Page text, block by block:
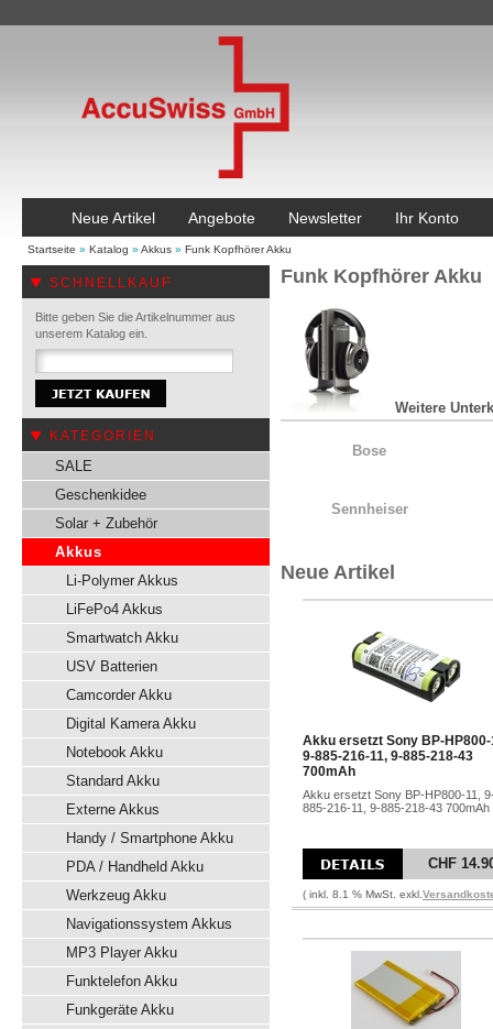
Neue Artikel Angebote Newsletter Ihr Konto
Startseite » Katalog » Akkus » Funk Kopfhörer Akku
SCHNELLKAUF
Bitte geben Sie die Artikelnummer aus
unserem Katalog ein.
KATEGORIEN
SALE
Geschenkidee
Solar + Zubehör
Akkus
Li-Polymer Akkus
LiFePo4 Akkus
Smartwatch Akku
USV Batterien
Camcorder Akku
Digital Kamera Akku
Notebook Akku
Standard Akku
Externe Akkus
Handy / Smartphone Akku
PDA / Handheld Akku
Werkzeug Akku
Navigationssystem Akkus
MP3 Player Akku
Funktelefon Akku
Funkgeräte Akku
Funk Kopfhörer Akku
Weitere
Bose
Sennheiser
Neue Artikel
Akku ersetzt Sony BP-HP800-
9-885-216-11, 9-885-218-43
700mAh
Akku ersetzt Sony BP-HP800-11,
885-216-11, 9-885-218-43 700mAh
CHF
( inkl. 8.1 % MwSt. exkl.